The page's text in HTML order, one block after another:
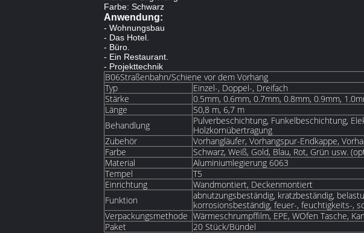
Farbe: Schwarz
Anwendung:
- Wohnungsbau
- Das Hotel.
- Büro.
- Ein Restaurant.
- Projekttechnik
B06Straßenbahn/Schiene vor dem Vorhang
Typ
Einzel-, Doppel-, Dreifach
Stärke
0.5mm, 0.6mm, 0.7mm, 0.8mm, 0.9mm,
Länge
50,8 m, 6,7 m
Behandlung
Pulverbeschichtung, Funkelbeschichtung,
Holzkornübertragung
Zubehör
Vorhangläufer, Vorhangspur-Endkappe,
Farbe
Schwarz, Weiß, Gold, Blau, Rot, Grün usw.
Material
Aluminiumlegierung 6063
Tempel
T5
Einrichtung
Wandmontiert, Deckenmontiert
Funktion
abnutzungsbeständig, kratzbeständig,
korrosionsbeständig, feuer-, feuchtigkeits-,
Verpackungsmethode Wärmeschrumpffilm, EPE, WOfen Tasche,
Paket
20 Stück/Bündel